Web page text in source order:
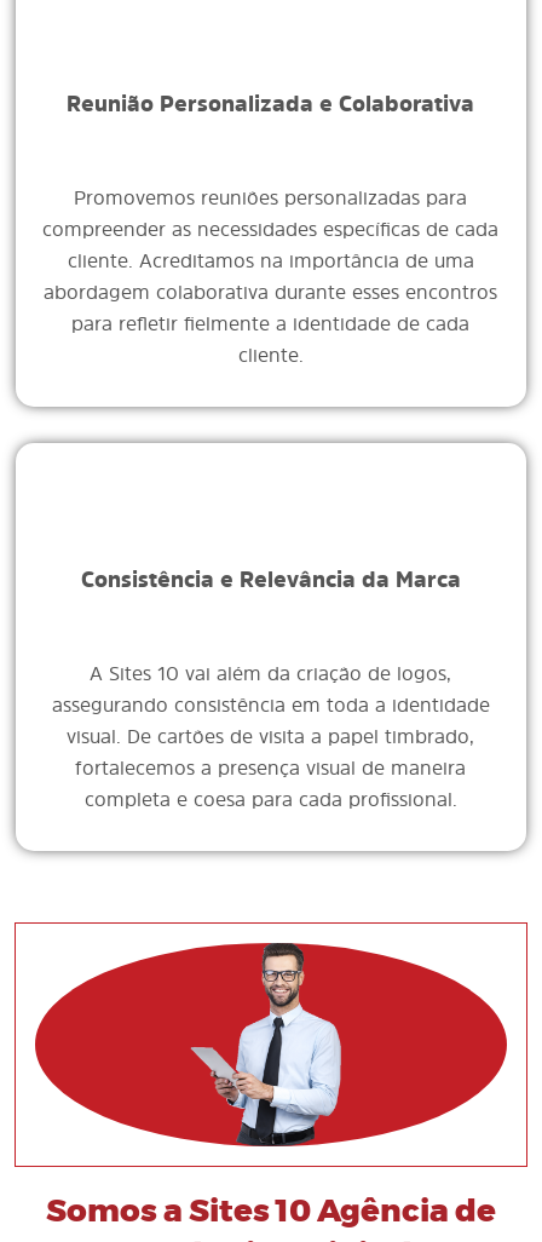
Reunião Personalizada e Colaborativa
Promovemos reuniões personalizadas para
compreender as necessidades específicas de cada
cliente. Acreditamos na importância de uma
abordagem colaborativa durante esses encontros
para refletir fielmente a identidade de cada
cliente.
Consistência e Relevância da Marca
A Sites 10 vai além da criação de logos,
assegurando consistência em toda a identidade
visual. De cartões de visita a papel timbrado,
fortalecemos a presença visual de maneira
completa e coesa para cada profissional.
Somos a Sites 10 Agência de